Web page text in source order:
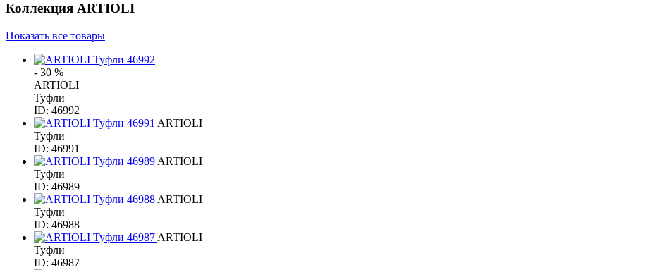
Коллекция ARTIOLI
Показать все товары
- 30 %
ARTIOLI
Туфли
ID: 46992
ARTIOLI
Туфли
ID: 46991
ARTIOLI
Туфли
ID: 46989
ARTIOLI
Туфли
ID: 46988
ARTIOLI
Туфли
ID: 46987